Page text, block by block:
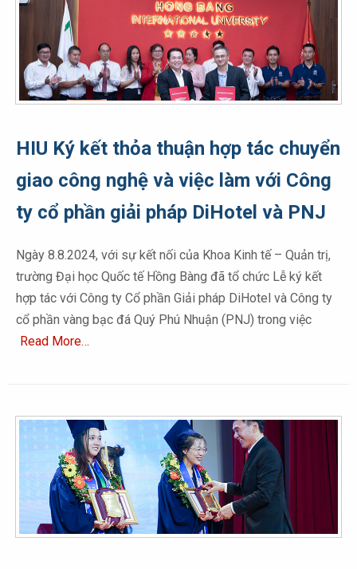
HIU Ký kết thỏa thuận hợp tác chuyển
giao công nghệ và việc làm với Công
ty cổ phần giải pháp DiHotel và PNJ
Ngày 8.8.2024, với sự kết nối của Khoa Kinh tế – Quản trị,
trường Đại học Quốc tế Hồng Bàng đã tổ chức Lễ ký kết
hợp tác với Công ty Cổ phần Giải pháp DiHotel và Công ty
cổ phần vàng bạc đá Quý Phú Nhuận (PNJ) trong việc
Read More…